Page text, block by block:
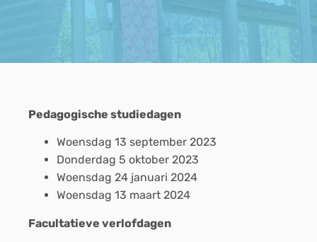
Pedagogische studiedagen
Woensdag 13 september 2023
Donderdag 5 oktober 2023
Woensdag 24 januari 2024
Woensdag 13 maart 2024
Facultatieve verlofdagen